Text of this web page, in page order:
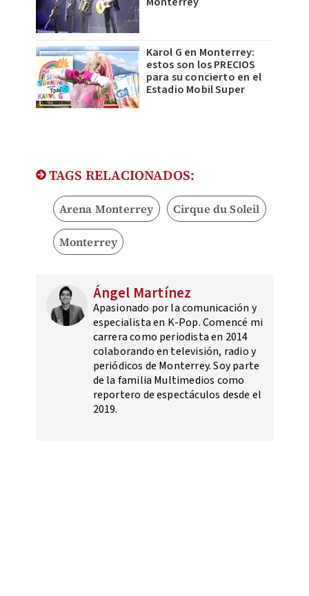
Karol G en Monterrey:
estos son los PRECIOS
para su concierto en el
Estadio Mobil Super
TAGS RELACIONADOS:
Arena Monterrey Cirque du Soleil
Monterrey
Ángel Martínez
Apasionado por la comunicación y
especialista en K-Pop. Comencé mi
carrera como periodista en 2014
colaborando en televisión, radio y
periódicos de Monterrey. Soy parte
de la familia Multimedios como
reportero de espectáculos desde el
2019.